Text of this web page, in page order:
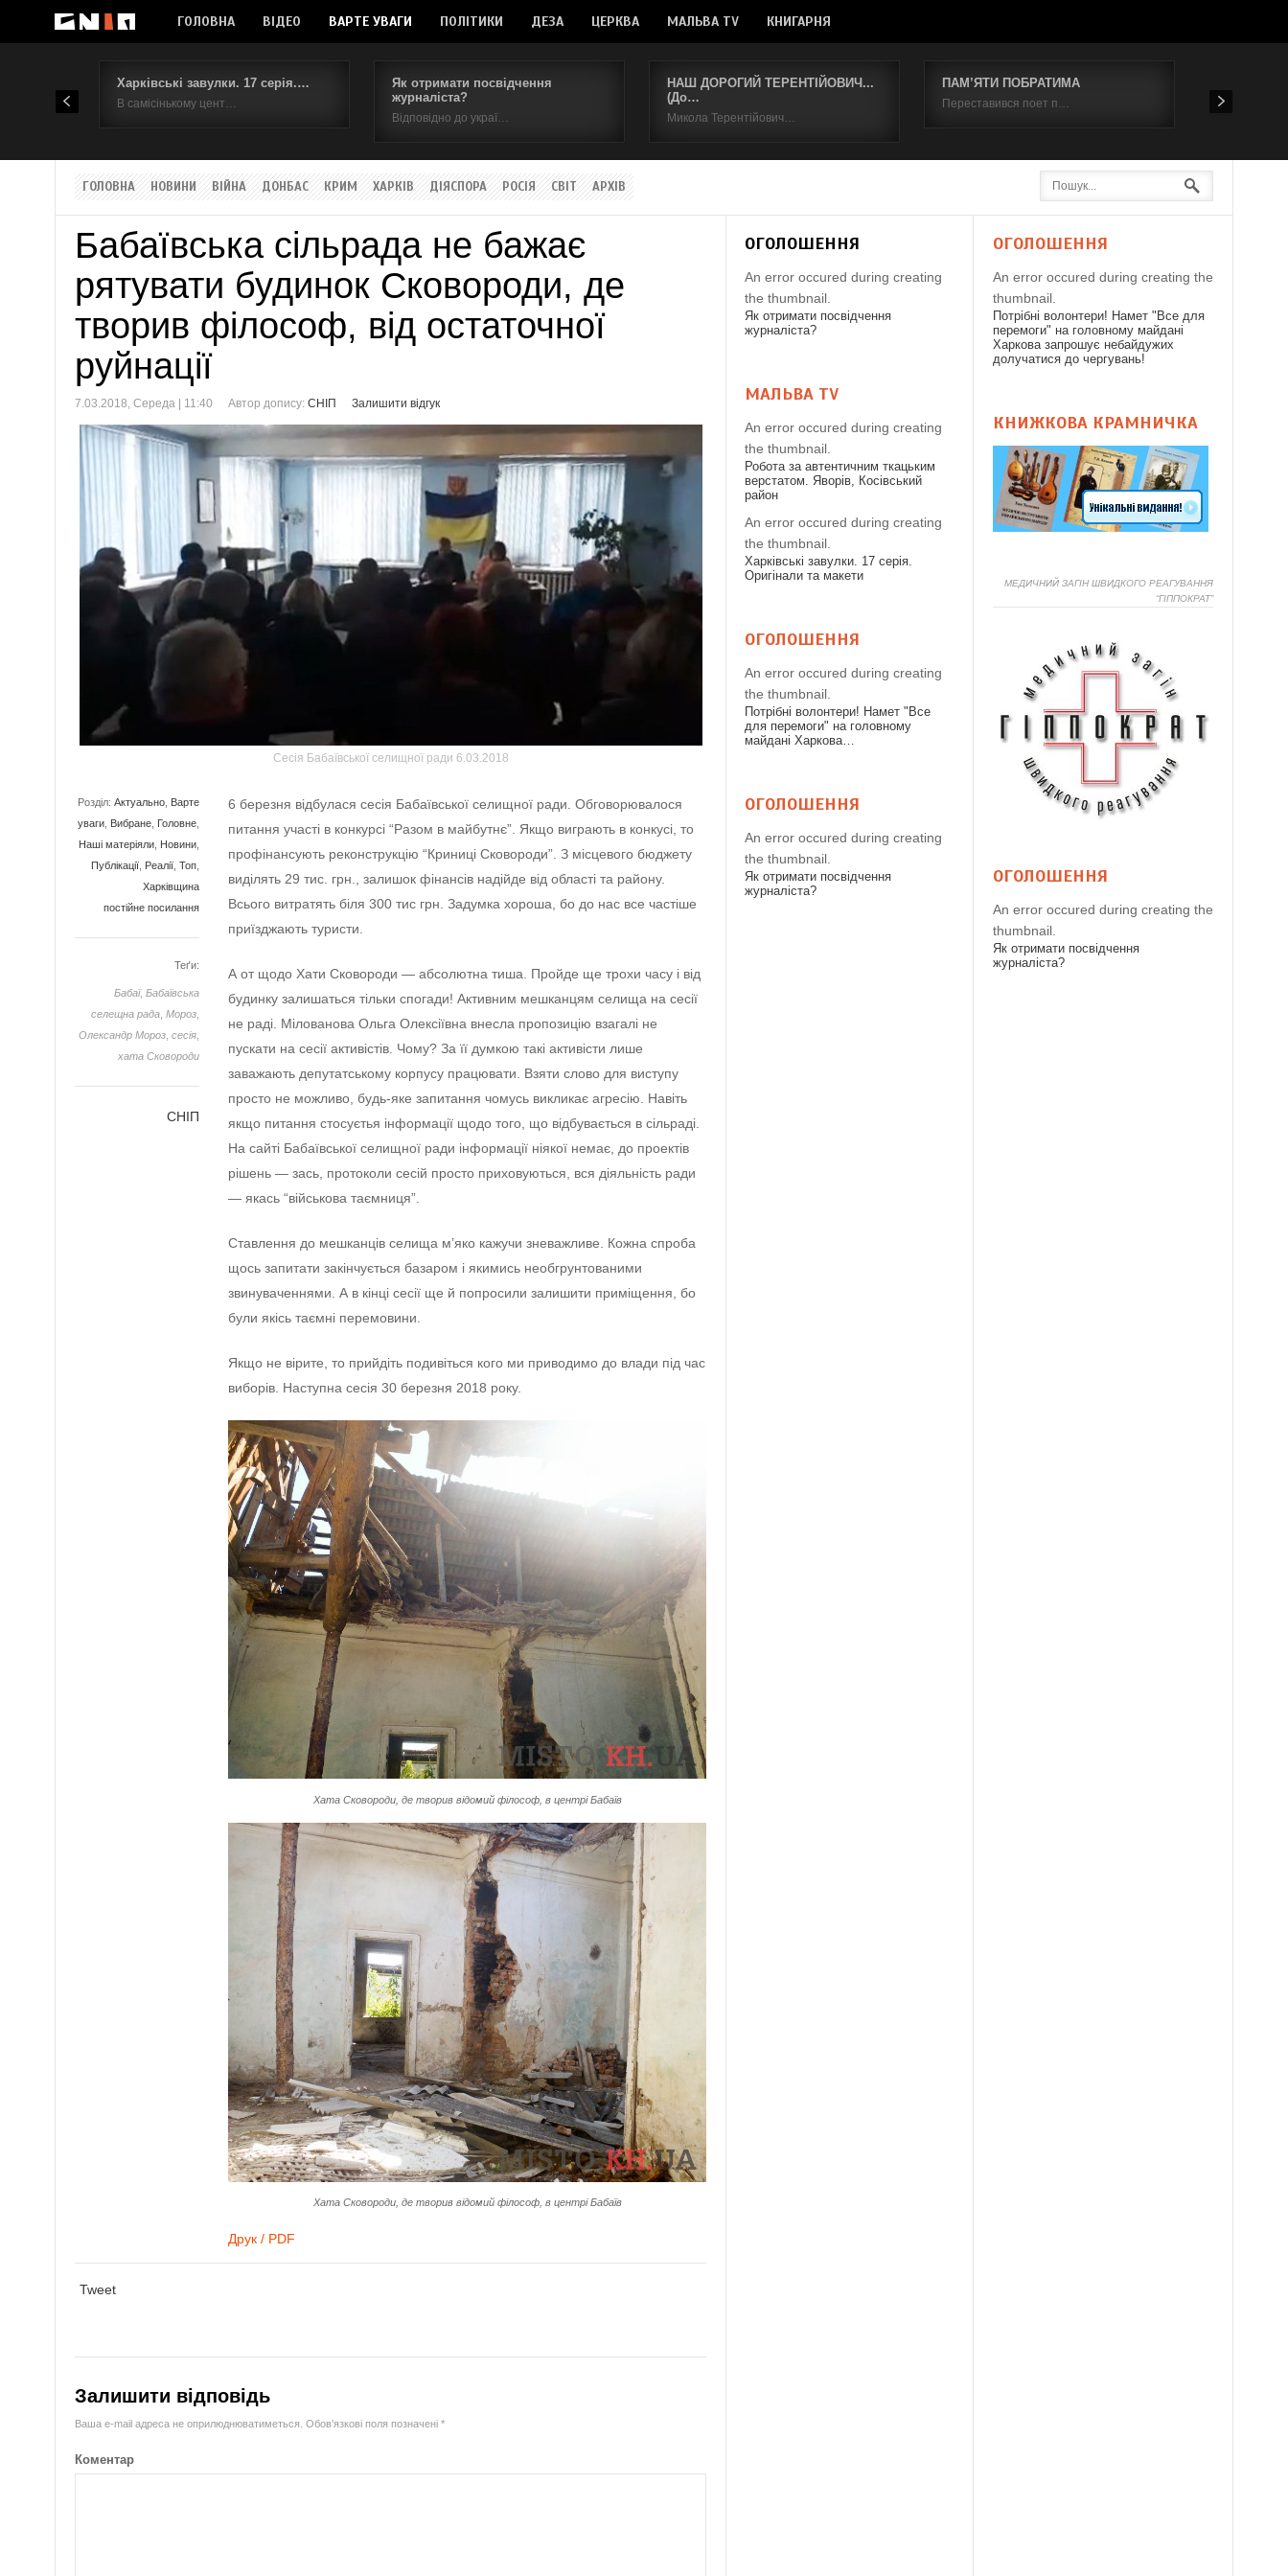
ГОЛОВНА ВІДЕО ВАРТЕ УВАГИ ПОЛІТИКИ ДЕЗА ЦЕРКВА МАЛЬВА TV КНИГАРНЯ
Харківські завулки. 17 серія.…
В самісінькому цент…
Як отримати посвідчення
журналіста?
Відповідно до украї…
НАШ ДОРОГИЙ ТЕРЕНТІЙОВИЧ...
(До…
Микола Терентійович…
ПАМ’ЯТИ ПОБРАТИМА
Переставився поет п… 19 червня
ГОЛОВНА НОВИНИ ВІЙНА ДОНБАС КРИМ ХАРКІВ ДІЯСПОРА РОСІЯ СВІТ АРХІВ
Бабаївська сільрада не бажає
рятувати будинок Сковороди, де
творив філософ, від остаточної
руйнації
7.03.2018, Середа | 11:40 Автор допису: СНІП Залишити відгук
Сесія Бабаївської селищної ради 6.03.2018
Розділ: Актуально Варте
уваги Вибране Головне
Наші матеріяли Новини
Публікації Реалії Топ
Харківщина
постійне посилання
Теґи:
Бабаї, Бабаївська
селещна рада Мороз
Олександр Мороз сесія
хата Сковороди
СНІП
6 березня відбулася сесія Бабаївської селищної ради. Обговорювалося
питання участі в конкурсі “Разом в майбутнє”. Якщо виграють в конкусі, то
профінансують реконструкцію “Криниці Сковороди”. З місцевого бюджету
виділять 29 тис. грн., залишок фінансів надійде від області та району.
Всього витратять біля 300 тис грн. Задумка хороша, бо до нас все частіше
приїзджають туристи.
А от щодо Хати Сковороди — абсолютна тиша. Пройде ще трохи часу і від
будинку залишаться тільки спогади! Активним мешканцям селища на сесії
не раді. Мілованова Ольга Олексіївна внесла пропозицію взагалі не
пускати на сесії активістів. Чому? За її думкою такі активісти лише
заважають депутатському корпусу працювати. Взяти слово для виступу
просто не можливо, будь-яке запитання чомусь викликає агресію. Навіть
якщо питання стосуєтья інформації щодо того, що відбувається в сільраді.
На сайті Бабаївської селищної ради інформації ніякої немає, до проектів
рішень — зась, протоколи сесій просто приховуються, вся діяльність ради
— якась “військова таємниця”.
Ставлення до мешканців селища м’яко кажучи зневажливе. Кожна спроба
щось запитати закінчується базаром і якимись необгрунтованими
звинуваченнями. А в кінці сесії ще й попросили залишити приміщення, бо
були якісь таємні перемовини.
Якщо не вірите, то прийдіть подивіться кого ми приводимо до влади під час
виборів. Наступна сесія 30 березня 2018 року.
Хата Сковороди, де творив відомий філософ, в центрі Бабаїв
Хата Сковороди, де творив відомий філософ, в центрі Бабаїв
Друк / PDF
Tweet
Залишити відповідь
Ваша e-mail адреса не оприлюднюватиметься. Обов’язкові поля позначені *
Коментар
ОГОЛОШЕННЯ
An error occured during creating
the thumbnail.
Як отримати посвідчення
журналіста?
МАЛЬВА TV
An error occured during creating
the thumbnail.
Робота за автентичним ткацьким
верстатом. Яворів, Косівський
район
An error occured during creating
the thumbnail.
Харківські завулки. 17 серія.
Оригінали та макети
ОГОЛОШЕННЯ
An error occured during creating
the thumbnail.
Потрібні волонтери! Намет "Все
для перемоги" на головному
майдані Харкова…
ОГОЛОШЕННЯ
An error occured during creating
the thumbnail.
Як отримати посвідчення
журналіста?
ОГОЛОШЕННЯ
An error occured during creating the
thumbnail.
Потрібні волонтери! Намет "Все для
перемоги" на головному майдані
Харкова запрошує небайдужих
долучатися до чергувань!
КНИЖКОВА КРАМНИЧКА
МЕДИЧНИЙ ЗАГІН ШВИДКОГО РЕАГУВАННЯ
“ГІППОКРАТ”
ОГОЛОШЕННЯ
An error occured during creating the
thumbnail.
Як отримати посвідчення
журналіста?